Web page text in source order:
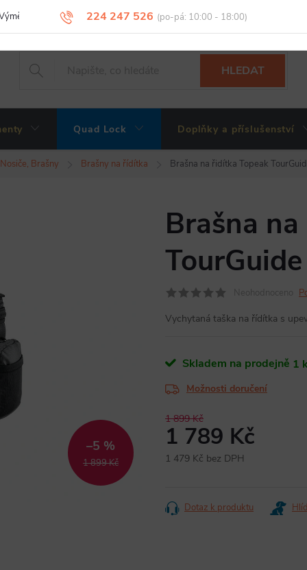
224 247 526
vrácení a reklamace zboží Obchodní podmínky
HLEDAT
Quad Lock Doplňky a příslušenství
Nosiče, Brašny Brašny na řídítka Brašna na řidítka Topeak
1 899 Kč
–5 %
Brašna
Vychytaná taška na řídítka s
Skladem na prodejně 1
Možnosti doručení
1 899 Kč
1 789 Kč
1 479 Kč bez DPH
Dotaz k produktu